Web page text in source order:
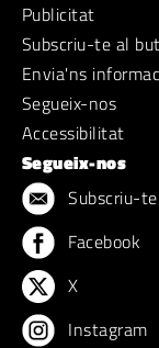
Publicitat
Subscriu-te al
Envia'ns
Segueix-nos
Accessibilitat
Segueix-nos
Subscriu-
Facebook
X
Instagram